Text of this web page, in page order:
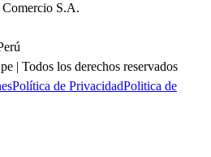
S.A.
| Todos los derechos reservados
Política de PrivacidadPolitica de